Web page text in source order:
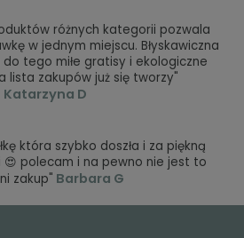
różnych kategorii pozwala
w jednym miejscu. Błyskawiczna
do tego miłe gratisy i ekologiczne
lista zakupów już się tworzy"
Katarzyna D
która szybko doszła i za piękną
polecam i na pewno nie jest to
zakup" Barbara G